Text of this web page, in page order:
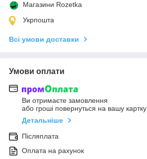
Магазини Rozetka
Укрпошта
Всі умови доставки
Умови оплати
Ви отримаєте замовлення
або гроші повернуться на вашу картку
Детальніше
Післяплата
Оплата на рахунок